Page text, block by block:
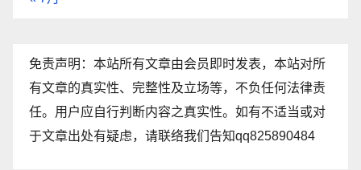
免责声明：本站所有文章由会员即时发表，本站对所
有文章的真实性、完整性及立场等，不负任何法律责
任。用户应自行判断内容之真实性。如有不适当或对
于文章出处有疑虑，请联络我们告知qq825890484